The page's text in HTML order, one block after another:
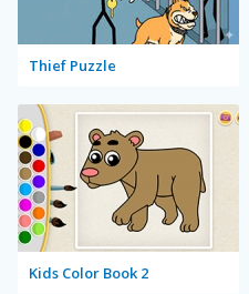
Thief Puzzle
Kids Color Book 2